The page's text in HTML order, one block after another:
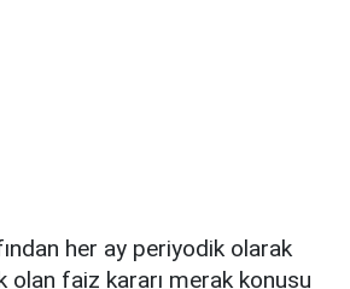
her ay periyodik olarak
olan faiz kararı merak konusu